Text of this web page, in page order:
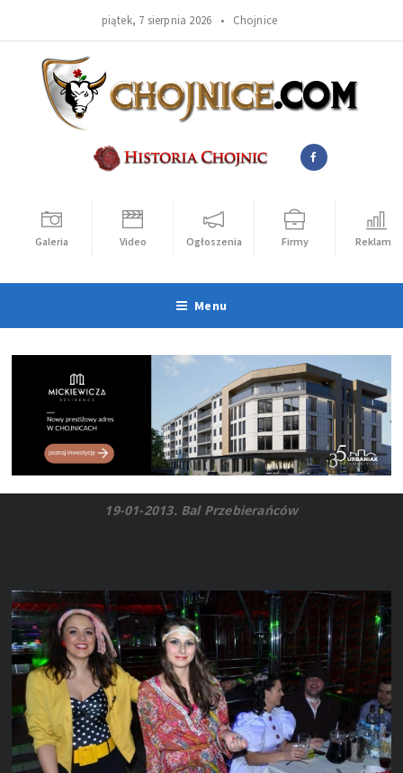
piątek, 7 sierpnia 2026 • Chojnice
Galeria Video Ogłoszenia Firmy Reklama
Menu
19-01-2013. Bal Przebierańców